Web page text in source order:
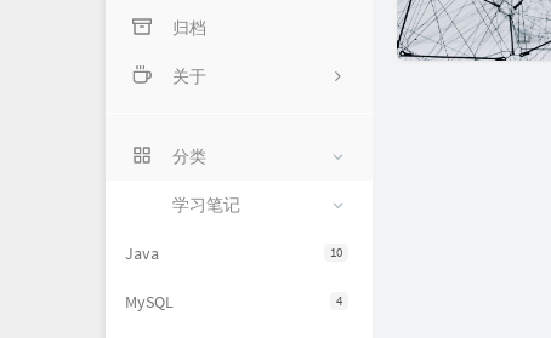
归档
关于
分类
学习笔记
10
Java
4
MySQL